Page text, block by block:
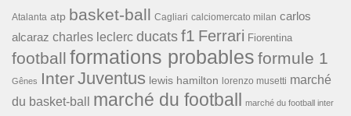
Atalanta atp basket-ball Cagliari calciomercato milan carlos
alcaraz charles leclerc ducats f1 Ferrari Fiorentina
football formations probables formule 1
Gênes InterJuventus lewis hamilton lorenzo musetti marché
du basket-ball
marché du football marché du football inter